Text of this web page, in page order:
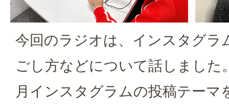
今回のラジオは、インスタグラ
ごし方などについて話しました
月インスタグラムの投稿テーマ